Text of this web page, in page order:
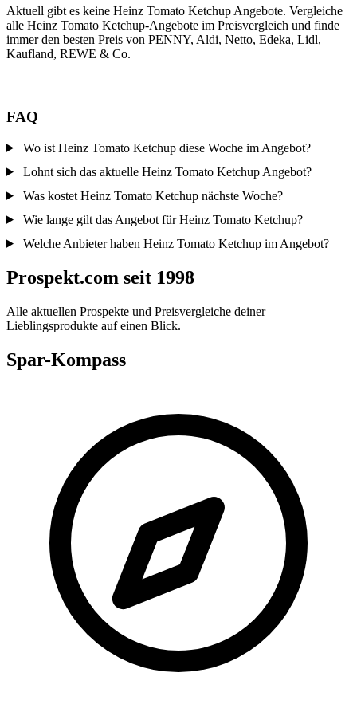
Aktuell gibt es keine Heinz Tomato Ketchup Angebote. Vergleiche
alle Heinz Tomato Ketchup-Angebote im Preisvergleich und finde
immer den besten Preis von PENNY, Aldi, Netto, Edeka, Lidl,
Kaufland, REWE & Co.
FAQ
Wo ist Heinz Tomato Ketchup diese Woche im Angebot?
Lohnt sich das aktuelle Heinz Tomato Ketchup Angebot?
Was kostet Heinz Tomato Ketchup nächste Woche?
Wie lange gilt das Angebot für Heinz Tomato Ketchup?
Welche Anbieter haben Heinz Tomato Ketchup im Angebot?
Prospekt.com seit 1998
Alle aktuellen Prospekte und Preisvergleiche deiner
Lieblingsprodukte auf einen Blick.
Spar-Kompass